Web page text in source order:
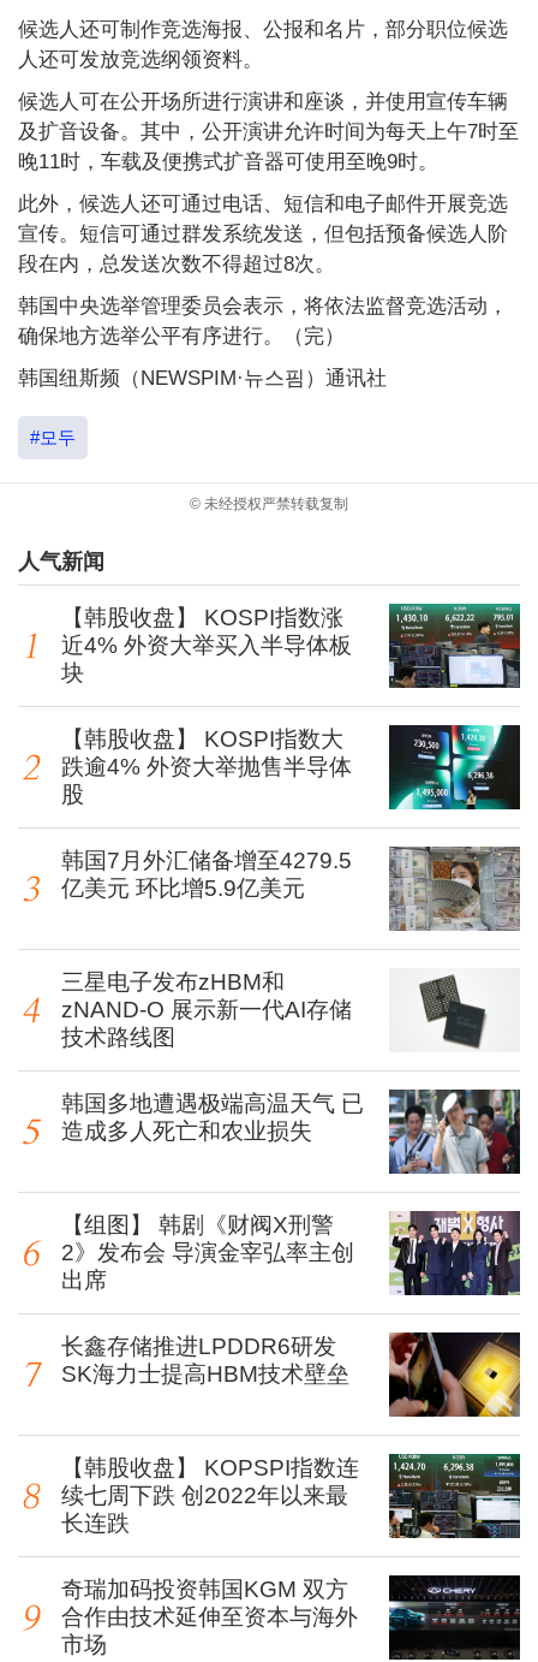
候选人还可制作竞选海报、公报和名片，部分职位候选
人还可发放竞选纲领资料。
候选人可在公开场所进行演讲和座谈，并使用宣传车辆
及扩音设备。其中，公开演讲允许时间为每天上午7时至
晚11时，车载及便携式扩音器可使用至晚9时。
此外，候选人还可通过电话、短信和电子邮件开展竞选
宣传。短信可通过群发系统发送，但包括预备候选人阶
段在内，总发送次数不得超过8次。
韩国中央选举管理委员会表示，将依法监督竞选活动，
确保地方选举公平有序进行。（完）
韩国纽斯频（NEWSPIM·뉴스핌）通讯社
#모두
© 未经授权严禁转载复制
人气新闻
【韩股收盘】 KOSPI指数涨
近4% 外资大举买入半导体板
块
【韩股收盘】 KOSPI指数大
跌逾4% 外资大举抛售半导体
股
韩国7月外汇储备增至4279.5
亿美元 环比增5.9亿美元
三星电子发布zHBM和
zNAND-O 展示新一代AI存储
技术路线图
韩国多地遭遇极端高温天气 已
造成多人死亡和农业损失
【组图】 韩剧《财阀X刑警
2》发布会 导演金宰弘率主创
出席
长鑫存储推进LPDDR6研发
SK海力士提高HBM技术壁垒
【韩股收盘】 KOPSPI指数连
续七周下跌 创2022年以来最
长连跌
奇瑞加码投资韩国KGM 双方
合作由技术延伸至资本与海外
市场